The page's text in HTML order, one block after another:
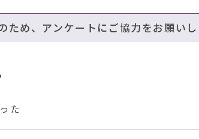
ため、アンケートにご協力をお願い
た